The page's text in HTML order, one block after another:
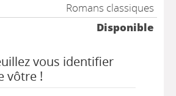
Romans classiques
Disponible
vous identifier
vôtre !